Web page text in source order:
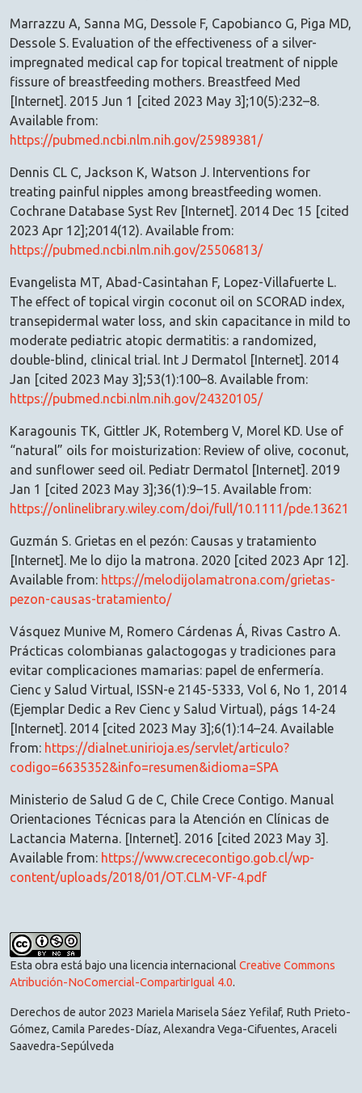
Marrazzu A, Sanna MG, Dessole F, Capobianco G, Piga MD,
Dessole S. Evaluation of the effectiveness of a silver-
impregnated medical cap for topical treatment of nipple
fissure of breastfeeding mothers. Breastfeed Med
[Internet]. 2015 Jun 1 [cited 2023 May 3];10(5):232–8.
Available from:
https://pubmed.ncbi.nlm.nih.gov/25989381/
Dennis CL C, Jackson K, Watson J. Interventions for
treating painful nipples among breastfeeding women.
Cochrane Database Syst Rev [Internet]. 2014 Dec 15 [cited
2023 Apr 12];2014(12). Available from:
https://pubmed.ncbi.nlm.nih.gov/25506813/
Evangelista MT, Abad-Casintahan F, Lopez-Villafuerte L.
The effect of topical virgin coconut oil on SCORAD index,
transepidermal water loss, and skin capacitance in mild to
moderate pediatric atopic dermatitis: a randomized,
double-blind, clinical trial. Int J Dermatol [Internet]. 2014
Jan [cited 2023 May 3];53(1):100–8. Available from:
https://pubmed.ncbi.nlm.nih.gov/24320105/
Karagounis TK, Gittler JK, Rotemberg V, Morel KD. Use of
“natural” oils for moisturization: Review of olive, coconut,
and sunflower seed oil. Pediatr Dermatol [Internet]. 2019
Jan 1 [cited 2023 May 3];36(1):9–15. Available from:
https://onlinelibrary.wiley.com/doi/full/10.1111/pde.13621
Guzmán S. Grietas en el pezón: Causas y tratamiento
[Internet]. Me lo dijo la matrona. 2020 [cited 2023 Apr 12].
Available from: https://melodijolamatrona.com/grietas-
pezon-causas-tratamiento/
Vásquez Munive M, Romero Cárdenas Á, Rivas Castro A.
Prácticas colombianas galactogogas y tradiciones para
evitar complicaciones mamarias: papel de enfermería.
Cienc y Salud Virtual, ISSN-e 2145-5333, Vol 6, No 1, 2014
(Ejemplar Dedic a Rev Cienc y Salud Virtual), págs 14-24
[Internet]. 2014 [cited 2023 May 3];6(1):14–24. Available
from: https://dialnet.unirioja.es/servlet/articulo?
codigo=6635352&info=resumen&idioma=SPA
Ministerio de Salud G de C, Chile Crece Contigo. Manual
Orientaciones Técnicas para la Atención en Clínicas de
Lactancia Materna. [Internet]. 2016 [cited 2023 May 3].
Available from: https://www.crececontigo.gob.cl/wp-
content/uploads/2018/01/OT.CLM-VF-4.pdf
Esta obra está bajo una licencia internacional Creative Commons
Atribución-NoComercial-CompartirIgual 4.0.
Derechos de autor 2023 Mariela Marisela Sáez Yefilaf, Ruth Prieto-
Gómez, Camila Paredes-Díaz, Alexandra Vega-Cifuentes, Araceli
Saavedra-Sepúlveda